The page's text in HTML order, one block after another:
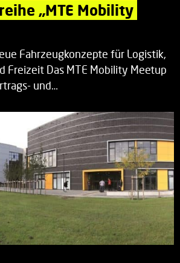
„MTE Mobility
Fahrzeugkonzepte für Logistik,
Freizeit Das MTE Mobility Meetup
und…